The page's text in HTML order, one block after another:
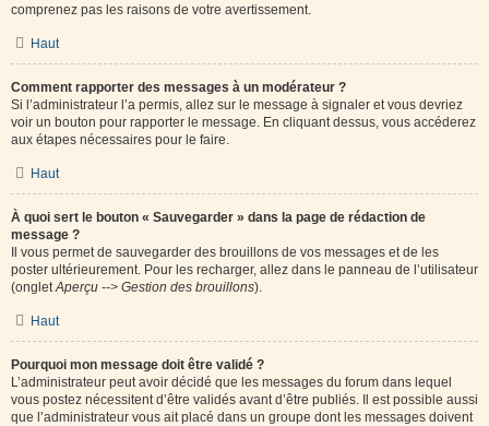
comprenez pas les raisons de votre avertissement.
Haut
Comment rapporter des messages à un modérateur ?
Si l’administrateur l’a permis, allez sur le message à signaler et vous devriez
voir un bouton pour rapporter le message. En cliquant dessus, vous accéderez
aux étapes nécessaires pour le faire.
Haut
À quoi sert le bouton « Sauvegarder » dans la page de rédaction de
message ?
Il vous permet de sauvegarder des brouillons de vos messages et de les
poster ultérieurement. Pour les recharger, allez dans le panneau de l’utilisateur
(ongletAperçu --> Gestion des brouillons).
Haut
Pourquoi mon message doit être validé ?
L’administrateur peut avoir décidé que les messages du forum dans lequel
vous postez nécessitent d’être validés avant d’être publiés. Il est possible aussi
que l’administrateur vous ait placé dans un groupe dont les messages doivent